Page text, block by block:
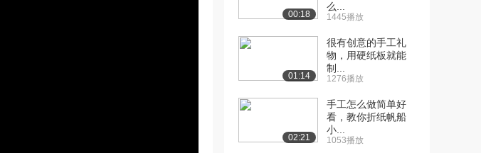
00:18
么...
1445播放
01:14
很有创意的手工礼
物，用硬纸板就能
制...
1276播放
02:21
手工怎么做简单好
看，教你折纸帆船
小...
1053播放